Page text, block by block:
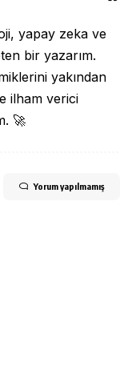
yapay zeka ve
bir yazarım.
yakından
ilham verici
🚀
Yorum yapılmamış